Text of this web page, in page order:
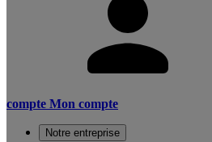
compte Mon compte
Notre entreprise